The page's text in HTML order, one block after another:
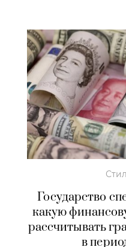
Государство
какую
рассчитывать
в